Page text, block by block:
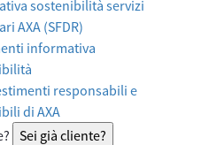
sostenibilità servizi
AXA (SFDR)
informativa
responsabili e
di AXA
Sei già cliente?